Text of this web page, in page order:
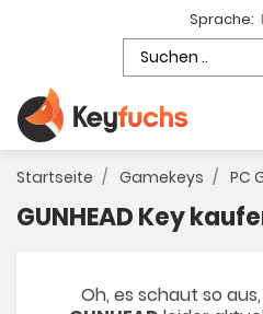
Sprache:
Startseite Gamekeys PC
GUNHEAD Key
Oh, es schaut so